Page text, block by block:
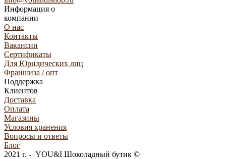
Информация о
компании
О нас
Контакты
Вакансии
Сертификаты
Для Юридических лиц
Франшиза / опт
Поддержка
Клиентов
Доставка
Оплата
Магазины
Условия хранения
Вопросы и ответы
Блог
2021 г. - YOU&I Шоколадный бутик ©